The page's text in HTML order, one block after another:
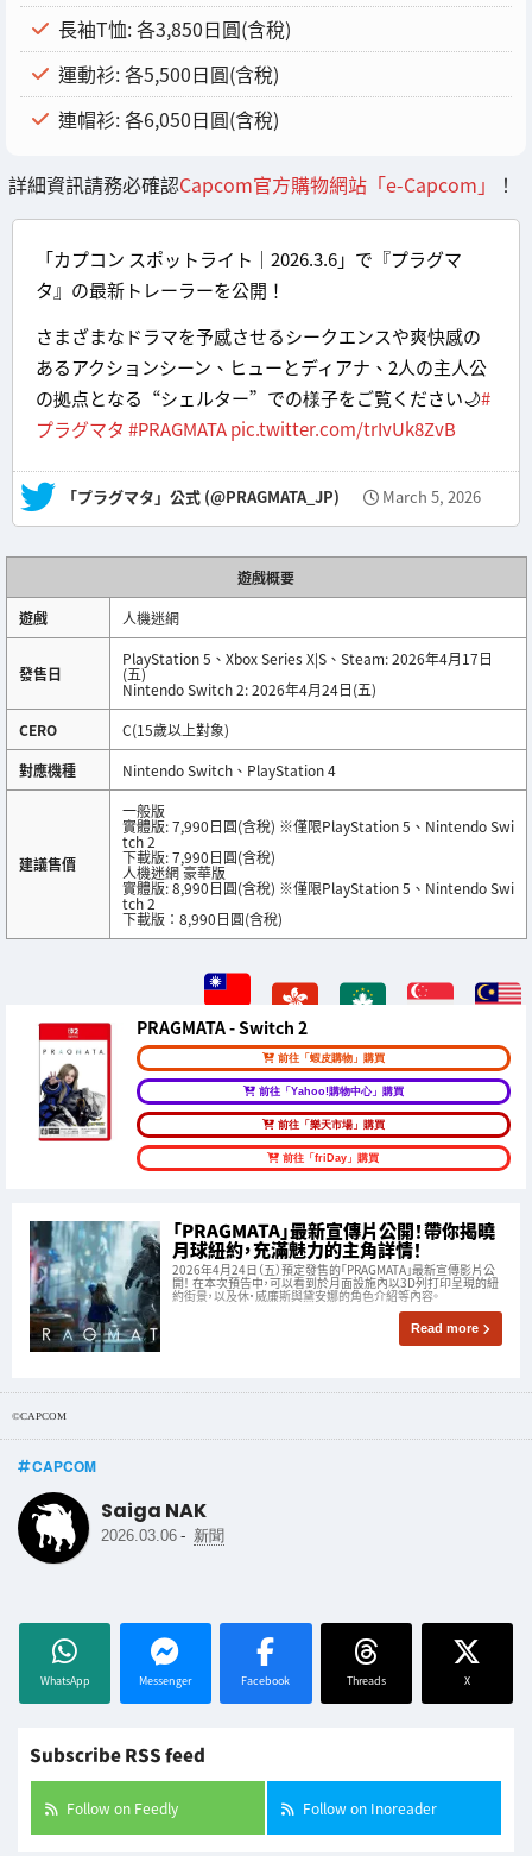
長袖T恤: 各3,850日圓(含稅)
運動衫: 各5,500日圓(含稅)
連帽衫: 各6,050日圓(含稅)
詳細資訊請務必確認Capcom官方購物網站「e-Capcom」 ！
「カプコン スポットライト｜2026.3.6」で『プラグマ
タ』の最新トレーラーを公開！
さまざまなドラマを予感させるシークエンスや爽快感の
あるアクションシーン、ヒューとディアナ、2人の主人公
の拠点となる“シェルター”での様子をご覧ください🌙#
プラグマタ #PRAGMATApic.twitter.com/trIvUk8ZvB
— 「プラグマタ」公式 (@PRAGMATA_JP) March 5, 2026
遊戲概要
遊戲
人機迷網
發售日
PlayStation 5、Xbox Series X|S、Steam: 2026年4月17日
(五)
Nintendo Switch 2: 2026年4月24日(五)
CERO
C(15歲以上對象)
對應機種
Nintendo Switch、PlayStation 4
建議售價
一般版
實體版: 7,990日圓(含稅) ※僅限PlayStation 5、Nintendo Swi
tch 2
下載版: 7,990日圓(含稅)
人機迷網 豪華版
實體版: 8,990日圓(含稅) ※僅限PlayStation 5、Nintendo Swi
tch 2
下載版：8,990日圓(含稅)
PRAGMATA - Switch 2
前往「蝦皮購物」購買
前往「Yahoo!購物中心」購買
前往「樂天市場」購買
前往「friDay」購買
「PRAGMATA」最新宣傳片公開！帶你揭曉
月球紐約，充滿魅力的主角詳情！
2026年4月24日（五）預定發售的「PRAGMATA」最新宣傳影片公
開！ 在本次預告中，可以看到於月面設施內以3D列打印呈現的紐
約街景，以及休・威廉斯與黛安娜的角色介紹等內容。
Read more
©CAPCOM
CAPCOM
Saiga NAK
2026.03.06 - 新聞
WhatsApp Messenger Facebook Threads X
Subscribe RSS feed
Follow on Feedly Follow on Inoreader